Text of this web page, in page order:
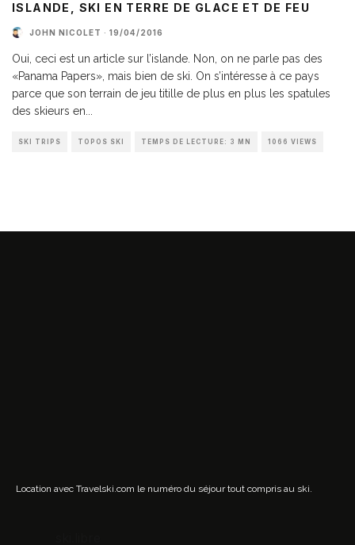
ISLANDE, SKI EN TERRE DE GLACE ET DE FEU
JOHN NICOLET · 19/04/2016
Oui, ceci est un article sur l’islande. Non, on ne parle pas des
«Panama Papers», mais bien de ski. On s’intéresse à ce pays
parce que son terrain de jeu titille de plus en plus les spatules
des skieurs en
SKI TRIPS TOPOS SKI TEMPS DE LECTURE: 3 MN 1066 VIEWS
Location avec Travelski.com le numéro du séjour tout compris au ski.